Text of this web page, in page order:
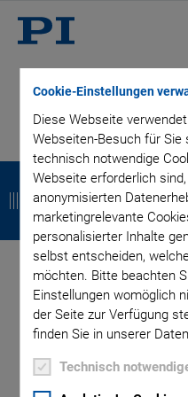
Cookie-Einstellungen
Diese Webseite
Webseiten-Besuch für
technisch notwendige
Webseite erforderlich
anonymisierten
marketingrelevante
personalisierter Inhalte
selbst entscheiden,
möchten. Bitte beachten
Einstellungen womöglich
der Seite zur Verfügung
finden Sie in unserer
Technisch
BLOG ABONNIEREN
Kategorien
Anwendung Astronomie
Industrielle Automatisierung
Z
u
r
ü
c
k
Z
u
r
ü
c
k
Z
u
r
ü
c
k
Z
u
r
ü
c
k